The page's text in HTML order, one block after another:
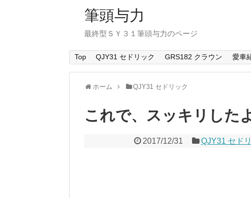
筆頭与力
最終型ＳＹ３１筆頭与力のページ
Top QJY31 セドリック GRS182 クラウン 愛車
ホーム QJY31 セドリック
これで、スッキリした
2017/12/31 QJY31 セド